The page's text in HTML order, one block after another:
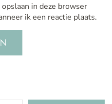
in deze browser
ik een reactie plaats.